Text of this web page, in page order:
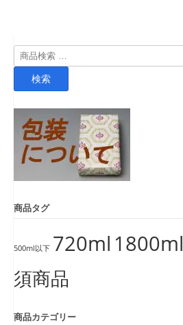
検
索
検索
商品タグ
500ml以下 720ml 1800ml
須商品
商品カテゴリー